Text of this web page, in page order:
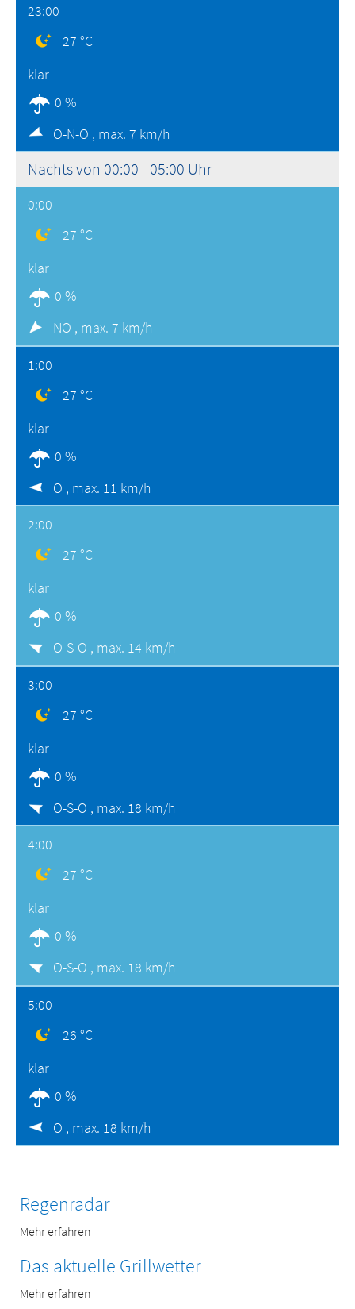
23:00
27 °C
klar
0 %
O-N-O , max. 7 km/h
Nachts von 00:00 - 05:00 Uhr
0:00
27 °C
klar
0 %
NO , max. 7 km/h
1:00
27 °C
klar
0 %
O , max. 11 km/h
2:00
27 °C
klar
0 %
O-S-O , max. 14 km/h
3:00
27 °C
klar
0 %
O-S-O , max. 18 km/h
4:00
27 °C
klar
0 %
O-S-O , max. 18 km/h
5:00
26 °C
klar
0 %
O , max. 18 km/h
Regenradar
Mehr erfahren
Das aktuelle Grillwetter
Mehr erfahren